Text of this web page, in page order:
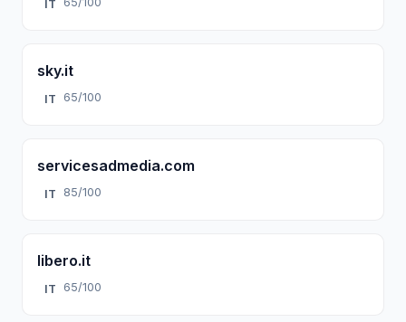
IT
sky.it
IT 65/100
servicesadmedia.com
IT 85/100
libero.it
IT 65/100